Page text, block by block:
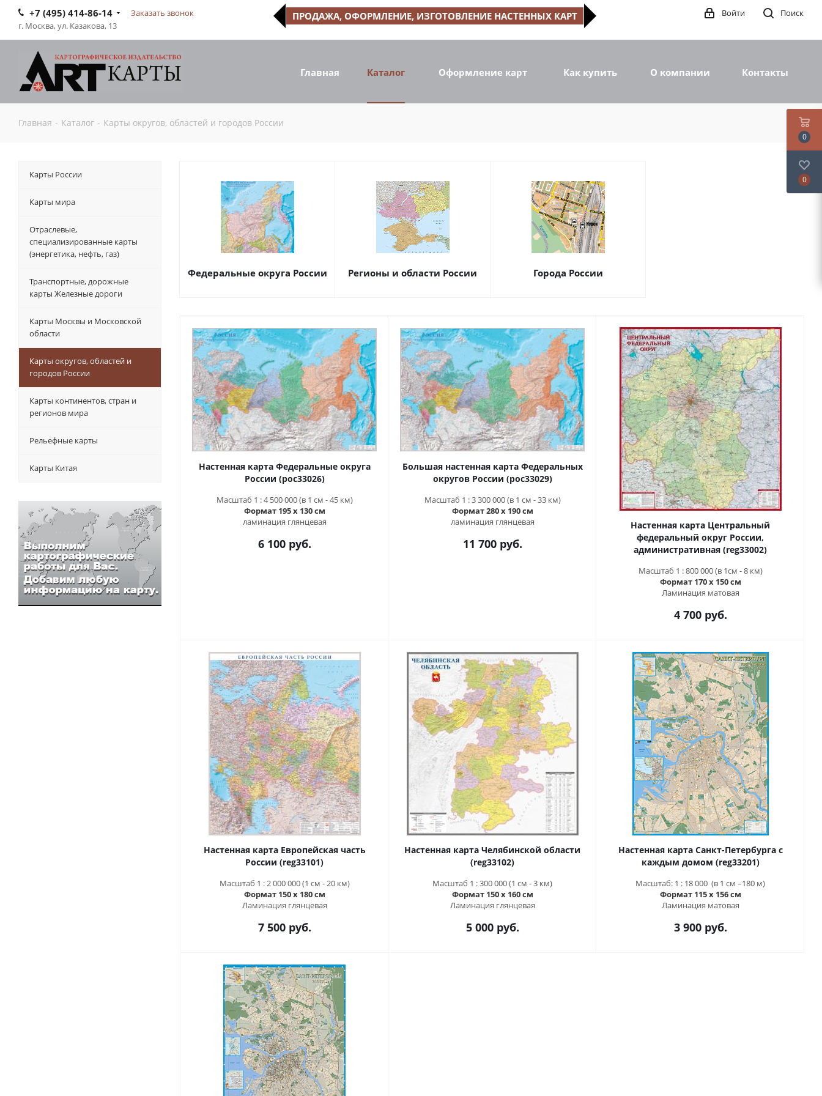
+7 (495) 414-86-14
Заказать звонок
г. Москва, ул. Казакова, 13
ПРОДАЖА, ОФОРМЛЕНИЕ, ИЗГОТОВЛЕНИЕ НАСТЕННЫХ КАРТ Поиск
Войти
Главная Каталог Оформление карт Как купить О компании Контакты
Главная - Каталог - Карты округов, областей и городов России
Федеральные округа России Регионы и области России Города России
Настенная карта Федеральные округа
России (рос33026)
Масштаб 1 : 4 500 000 (в 1 см - 45 км)
Формат 195 х 130 см
ламинация глянцевая
6 100 руб.
Большая настенная карта Федеральных
округов России (рос33029)
Масштаб 1 : 3 300 000 (в 1 см - 33 км)
Формат 280 х 190 см
ламинация глянцевая
11 700 руб.
Настенная карта Центральный
федеральный округ России,
административная (reg33002)
Масштаб 1 : 800 000 (в 1см - 8 км)
Формат 170 х 150 см
Ламинация матовая
4 700 руб.
Настенная карта Европейская часть
России (reg33101)
Масштаб 1 : 2 000 000 (1 см - 20 км)
Формат 150 x 180 см
Ламинация глянцевая
7 500 руб.
Настенная карта Челябинской области
(reg33102)
Масштаб 1 : 300 000 (1 см - 3 км)
Формат 150 x 160 см
Ламинация глянцевая
5 000 руб.
Настенная карта Санкт-Петербурга с
каждым домом (reg33201)
Масштаб: 1 : 18 000 (в 1 см –180 м)
Формат 115 х 156 см
Ламинация матовая
3 900 руб.
Карты России
Карты мира
Отраслевые,
специализированные карты
(энергетика, нефть, газ)
Транспортные, дорожные
карты Железные дороги
Карты Москвы и Московской
области
Карты округов, областей и
городов России
Карты континентов, стран и
регионов мира
Рельефные карты
Карты Китая
0
0